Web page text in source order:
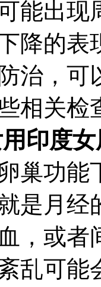
能出现
降的表
治，可
相关检
印度
巢功能
是月经
，或者
乱可